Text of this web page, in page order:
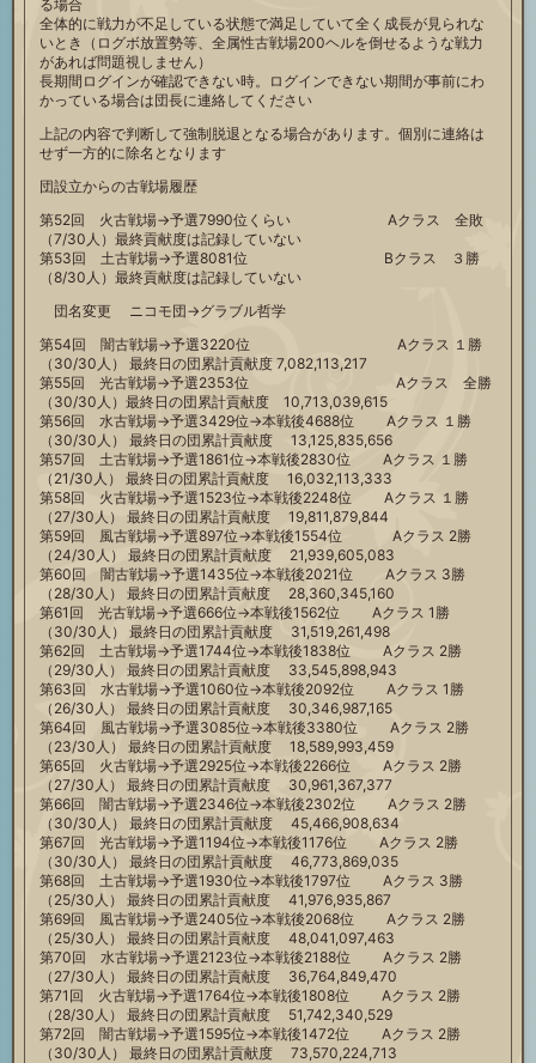
る場合
全体的に戦力が不足している状態で満足していて全く成長が見られな
いとき（ログボ放置勢等、全属性古戦場200ヘルを倒せるような戦力
があれば問題視しません）
長期間ログインが確認できない時。ログインできない期間が事前にわ
かっている場合は団長に連絡してください
上記の内容で判断して強制脱退となる場合があります。個別に連絡は
せず一方的に除名となります
団設立からの古戦場履歴
第52回 火古戦場→予選7990位くらい Aクラス 全敗
（7/30人）最終貢献度は記録していない
第53回 土古戦場→予選8081位 Bクラス ３勝
（8/30人）最終貢献度は記録していない
団名変更 ニコモ団→グラブル哲学
第54回 闇古戦場→予選3220位 Aクラス １勝
（30/30人） 最終日の団累計貢献度 7,082,113,217
第55回 光古戦場→予選2353位 Aクラス 全勝
（30/30人）最終日の団累計貢献度 10,713,039,615
第56回 水古戦場→予選3429位→本戦後4688位 Aクラス １勝
（30/30人） 最終日の団累計貢献度 13,125,835,656
第57回 土古戦場→予選1861位→本戦後2830位 Aクラス １勝
（21/30人） 最終日の団累計貢献度 16,032,113,333
第58回 火古戦場→予選1523位→本戦後2248位 Aクラス １勝
（27/30人） 最終日の団累計貢献度 19,811,879,844
第59回 風古戦場→予選897位→本戦後1554位 Aクラス 2勝
（24/30人） 最終日の団累計貢献度 21,939,605,083
第60回 闇古戦場→予選1435位→本戦後2021位 Aクラス 3勝
（28/30人） 最終日の団累計貢献度 28,360,345,160
第61回 光古戦場→予選666位→本戦後1562位 Aクラス 1勝
（30/30人） 最終日の団累計貢献度 31,519,261,498
第62回 土古戦場→予選1744位→本戦後1838位 Aクラス 2勝
（29/30人） 最終日の団累計貢献度 33,545,898,943
第63回 水古戦場→予選1060位→本戦後2092位 Aクラス 1勝
（26/30人） 最終日の団累計貢献度 30,346,987,165
第64回 風古戦場→予選3085位→本戦後3380位 Aクラス 2勝
（23/30人） 最終日の団累計貢献度 18,589,993,459
第65回 火古戦場→予選2925位→本戦後2266位 Aクラス 2勝
（27/30人） 最終日の団累計貢献度 30,961,367,377
第66回 闇古戦場→予選2346位→本戦後2302位 Aクラス 2勝
（30/30人） 最終日の団累計貢献度 45,466,908,634
第67回 光古戦場→予選1194位→本戦後1176位 Aクラス 2勝
（30/30人） 最終日の団累計貢献度 46,773,869,035
第68回 土古戦場→予選1930位→本戦後1797位 Aクラス 3勝
（25/30人） 最終日の団累計貢献度 41,976,935,867
第69回 風古戦場→予選2405位→本戦後2068位 Aクラス 2勝
（25/30人） 最終日の団累計貢献度 48,041,097,463
第70回 水古戦場→予選2123位→本戦後2188位 Aクラス 2勝
（27/30人） 最終日の団累計貢献度 36,764,849,470
第71回 火古戦場→予選1764位→本戦後1808位 Aクラス 2勝
（28/30人） 最終日の団累計貢献度 51,742,340,529
第72回 闇古戦場→予選1595位→本戦後1472位 Aクラス 2勝
（30/30人） 最終日の団累計貢献度 73,570,224,713